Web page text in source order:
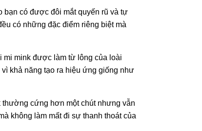
bạn có được đôi mắt quyến rũ và tự
có những đặc điểm riêng biệt mà
mi mink được làm từ lông của loài
khả năng tạo ra hiệu ứng giống như
cứng hơn một chút nhưng vẫn
không làm mất đi sự thanh thoát của